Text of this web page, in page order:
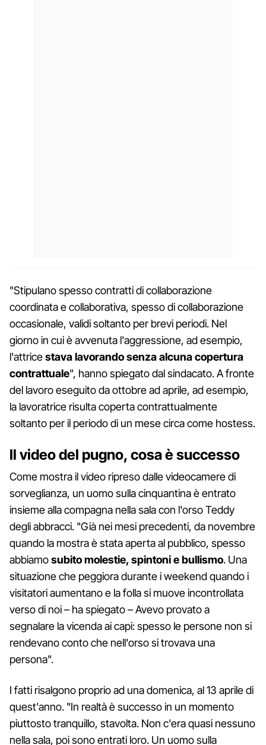
"Stipulano spesso contratti di collaborazione
coordinata e collaborativa, spesso di collaborazione
occasionale, validi soltanto per brevi periodi. Nel
giorno in cui è avvenuta l'aggressione, ad esempio,
l'attricestava lavorando senza alcuna copertura
contrattuale", hanno spiegato dal sindacato. A fronte
del lavoro eseguito da ottobre ad aprile, ad esempio,
la lavoratrice risulta coperta contrattualmente
soltanto per il periodo di un mese circa come hostess.
Il video del pugno, cosa è successo
Come mostra il video ripreso dalle videocamere di
sorveglianza, un uomo sulla cinquantina è entrato
insieme alla compagna nella sala con l'orso Teddy
degli abbracci. "Già nei mesi precedenti, da novembre
quando la mostra è stata aperta al pubblico, spesso
abbiamosubito molestie, spintoni e bullismo. Una
situazione che peggiora durante i weekend quando i
visitatori aumentano e la folla si muove incontrollata
verso di noi – ha spiegato – Avevo provato a
segnalare la vicenda ai capi: spesso le persone non si
rendevano conto che nell'orso si trovava una
persona".
I fatti risalgono proprio ad una domenica, al 13 aprile di
quest'anno. "In realtà è successo in un momento
piuttosto tranquillo, stavolta. Non c'era quasi nessuno
nella sala, poi sono entrati loro. Un uomo sulla